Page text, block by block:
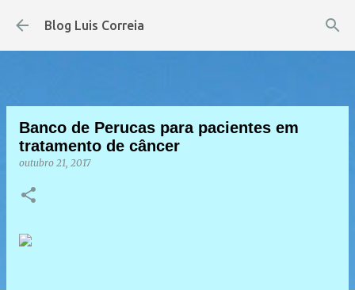
Pular para o conteúdo principal
Blog Luis Correia
Banco de Perucas para pacientes em
tratamento de câncer
outubro 21, 2017